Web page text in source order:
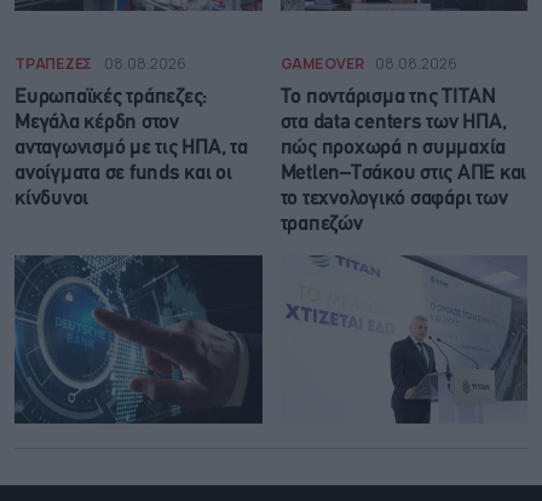
ΤΡΑΠΕΖΕΣ 08.08.2026
Ευρωπαϊκές τράπεζες:
Μεγάλα κέρδη στον
ανταγωνισμό με τις ΗΠΑ, τα
ανοίγματα σε funds και οι
κίνδυνοι
GAME OVER 08.08.2026
Το ποντάρισμα της ΤΙΤΑΝ
στα data centers των ΗΠΑ,
πώς προχωρά η συμμαχία
Metlen–Τσάκου στις ΑΠΕ και
το τεχνολογικό σαφάρι των
τραπεζών